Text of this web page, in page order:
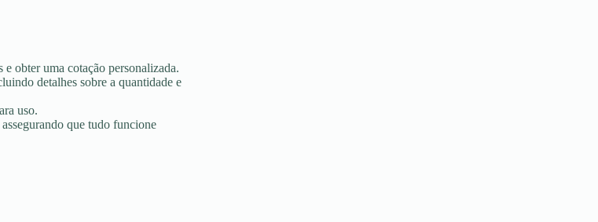
e obter uma cotação personalizada.
detalhes sobre a quantidade e
uso.
que tudo funcione